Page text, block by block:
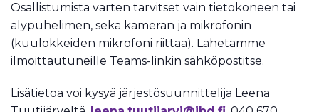
Osallistumista varten tarvitset vain tietokoneen tai
älypuhelimen, sekä kameran ja mikrofonin
(kuulokkeiden mikrofoni riittää). Lähetämme
ilmoittautuneille Teams-linkin sähköpostitse.
Lisätietoa voi kysyä järjestösuunnittelija Leena